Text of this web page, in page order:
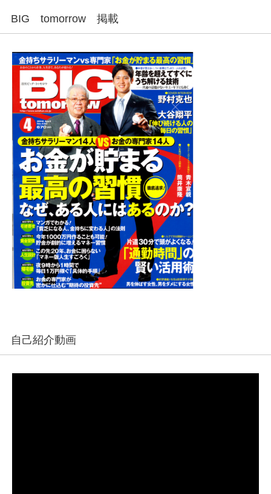
BIG tomorrow 掲載
自己紹介動画